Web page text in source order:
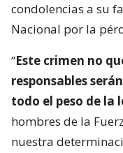
condolencias a su
Nacional por la
“Este crimen no
responsables
todo el peso de la
hombres de la
nuestra